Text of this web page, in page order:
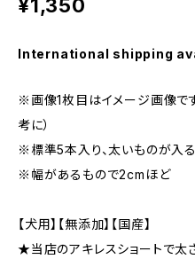
¥1,350
International shipping
※画像1枚目はイメージ画像で
考に）
※標準5本入り、太いものが入
※幅があるもので2cmほど
【犬用】【無添加】【国産】
★当店のアキレスショートで太